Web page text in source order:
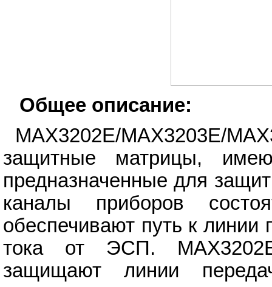
Общее описание:
MAX3202E/MAX3203E/
защитные матрицы,
предназначенные для
каналы приборов
обеспечивают путь к линии
тока от ЭСП. MAX3202E/
защищают линии